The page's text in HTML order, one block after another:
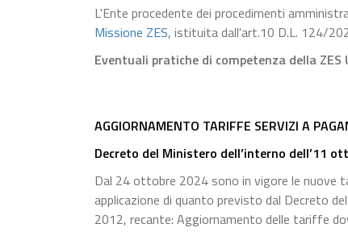
L'Ente procedente dei procedimenti
Missione ZES, istituita dall'art.10 D.L. 124/
Eventuali pratiche di competenza della
AGGIORNAMENTO TARIFFE SERVIZI A
Decreto del Ministero dell’interno dell’11
Dal 24 ottobre 2024 sono in vigore le nuove
applicazione di quanto previsto dal Decreto
2012, recante: Aggiornamento delle tariffe